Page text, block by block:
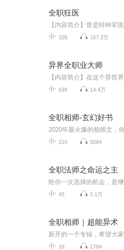
全职狂医
326 157.3万
异界全职业大师
639 14.4万
全职相师-玄幻好书
210 9284
全职法师之命运之主
45 5.1万
全职相师｜超能异术
16 1784